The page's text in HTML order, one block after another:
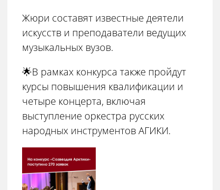
Жюри составят известные деятели
искусств и преподаватели ведущих
музыкальных вузов.
🌟В рамках конкурса также пройдут
курсы повышения квалификации и
четыре концерта, включая
выступление оркестра русских
народных инструментов АГИКИ.